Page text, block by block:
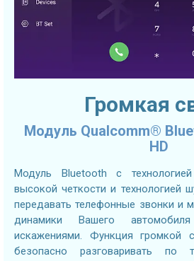
Громкая
Модуль Qualcomm®
HD
Модуль Bluetooth с
высокой четкости и технологией
передавать телефонные звонки и
динамики Вашего
искажениями. Функция громкой
безопасно разговаривать по